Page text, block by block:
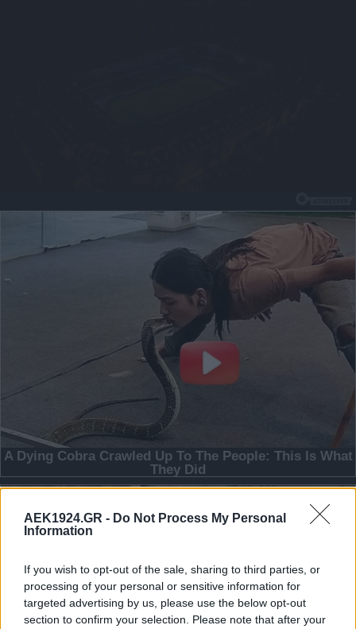
AEK1924.GR - Do Not Process My Personal
Information
If you wish to opt-out of the sale, sharing to third parties, or
processing of your personal or sensitive information for
targeted advertising by us, please use the below opt-out
section to confirm your selection. Please note that after your